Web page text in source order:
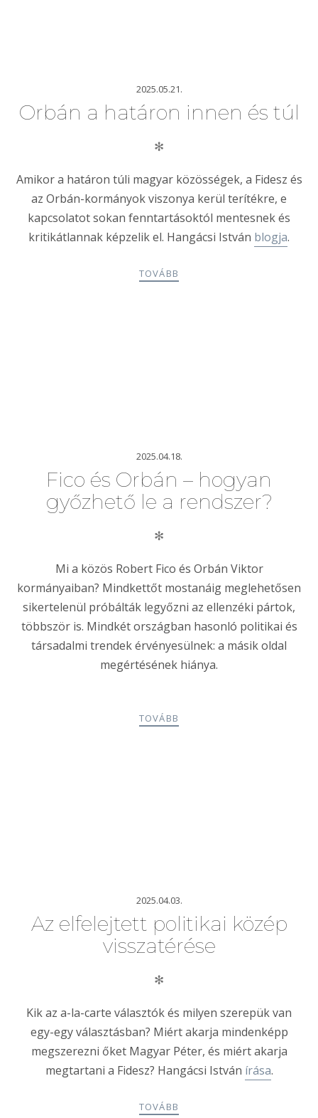
2025.05.21.
Orbán a határon innen és túl
✻
Amikor a határon túli magyar közösségek, a Fidesz és
az Orbán-kormányok viszonya kerül terítékre, e
kapcsolatot sokan fenntartásoktól mentesnek és
kritikátlannak képzelik el. Hangácsi István blogja.
TOVÁBB
2025.04.18.
Fico és Orbán – hogyan
győzhető le a rendszer?
✻
Mi a közös Robert Fico és Orbán Viktor
kormányaiban? Mindkettőt mostanáig meglehetősen
sikertelenül próbálták legyőzni az ellenzéki pártok,
többször is. Mindkét országban hasonló politikai és
társadalmi trendek érvényesülnek: a másik oldal
megértésének hiánya.
TOVÁBB
2025.04.03.
Az elfelejtett politikai közép
visszatérése
✻
Kik az a-la-carte választók és milyen szerepük van
egy-egy választásban? Miért akarja mindenképp
megszerezni őket Magyar Péter, és miért akarja
megtartani a Fidesz? Hangácsi István írása.
TOVÁBB